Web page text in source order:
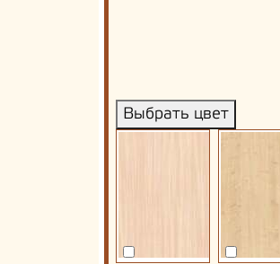
Выбрать цвет